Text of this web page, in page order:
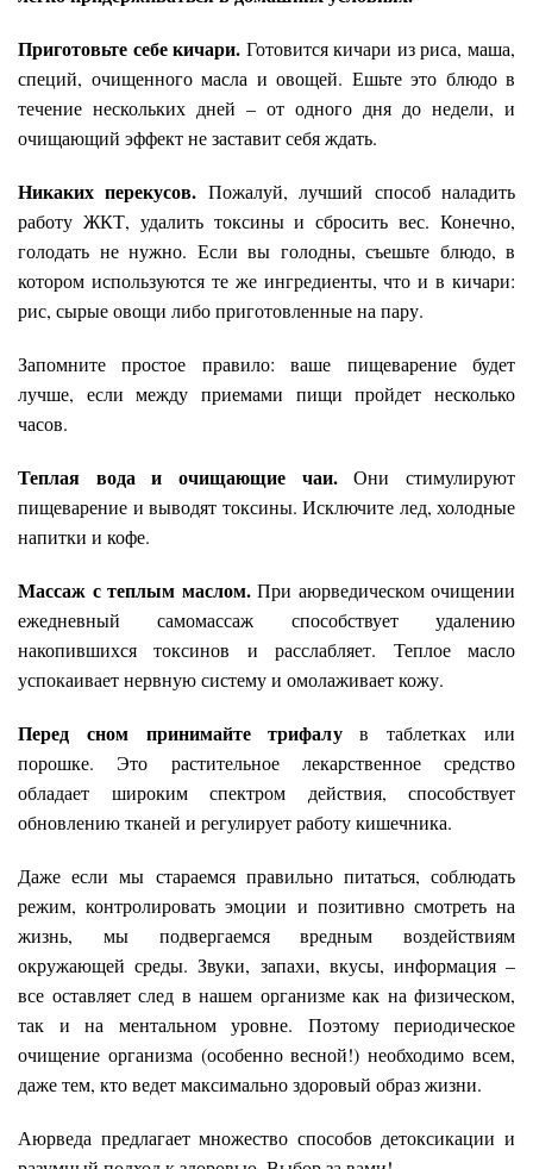
Приготовьте себе кичари. Готовится кичари из риса, маша,
специй, очищенного масла и овощей. Ешьте это блюдо в
течение нескольких дней – от одного дня до недели, и
очищающий эффект не заставит себя ждать.
Никаких перекусов. Пожалуй, лучший способ наладить
работу ЖКТ, удалить токсины и сбросить вес. Конечно,
голодать не нужно. Если вы голодны, съешьте блюдо, в
котором используются те же ингредиенты, что и в кичари:
рис, сырые овощи либо приготовленные на пару.
Запомните простое правило: ваше пищеварение будет
лучше, если между приемами пищи пройдет несколько
часов.
Теплая вода и очищающие чаи.Они стимулируют
пищеварение и выводят токсины. Исключите лед, холодные
напитки и кофе.
Массаж с теплым маслом.При аюрведическом очищении
ежедневный самомассаж способствует удалению
накопившихся токсинов и расслабляет. Теплое масло
успокаивает нервную систему и омолаживает кожу.
Перед сном принимайте трифалув таблетках или
порошке. Это растительное лекарственное средство
обладает широким спектром действия, способствует
обновлению тканей и регулирует работу кишечника.
Даже если мы стараемся правильно питаться, соблюдать
режим, контролировать эмоции и позитивно смотреть на
жизнь, мы подвергаемся вредным воздействиям
окружающей среды. Звуки, запахи, вкусы, информация –
все оставляет след в нашем организме как на физическом,
так и на ментальном уровне. Поэтому периодическое
очищение организма (особенно весной!) необходимо всем,
даже тем, кто ведет максимально здоровый образ жизни.
Аюрведа предлагает множество способов детоксикации и